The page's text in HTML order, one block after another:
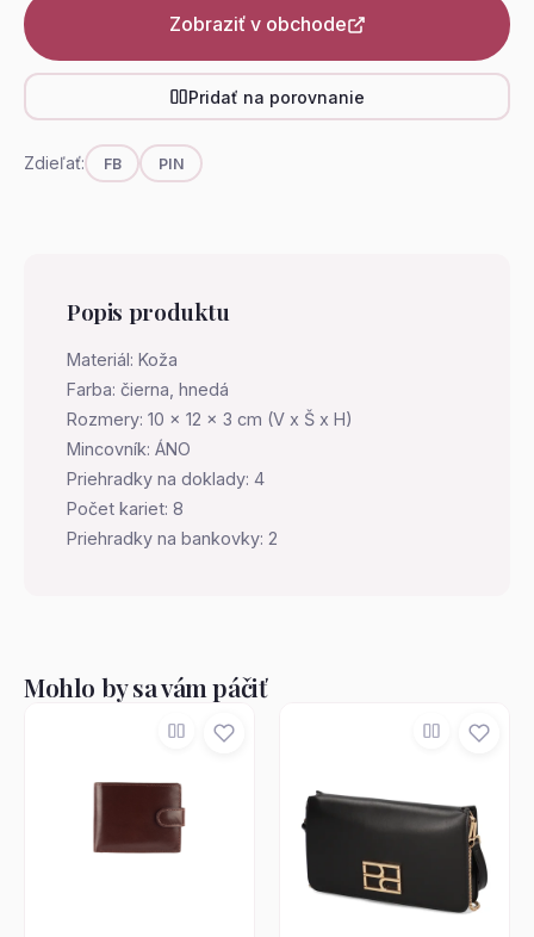
Zobraziť v obchode
Pridať na porovnanie
Zdieľať: FB PIN
Popis produktu
Materiál: Koža
Farba: čierna, hnedá
Rozmery: 10 x 12 x 3 cm (V x Š x H)
Mincovník: ÁNO
Priehradky na doklady: 4
Počet kariet: 8
Priehradky na bankovky: 2
Mohlo by sa vám páčiť